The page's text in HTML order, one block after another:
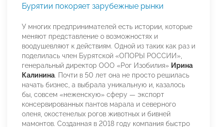
Бурятии покоряет зарубежные рынки
У многих предпринимателей есть истории, которые
меняют представление о возможностях и
воодушевляют к действиям. Одной из таких как раз и
поделилась член Бурятской «ОПОРЫ РОССИИ»,
генеральный директор ООО «Рог Изобилия» Ирина
Калинина. Почти в 50 лет она не просто решилась
начать бизнес, а выбрала уникальную и, казалось
бы, совсем «неженскую» сферу — экспорт
консервированных пантов марала и северного
оленя, окостенелых рогов животных и бивней
мамонтов. Созданная в 2018 году компания быстро